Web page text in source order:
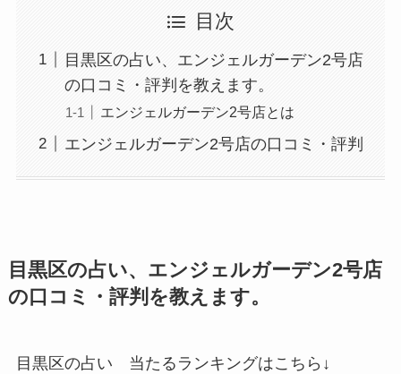
目次
目黒区の占い、エンジェルガーデン2号店
の口コミ・評判を教えます。
エンジェルガーデン2号店とは
エンジェルガーデン2号店の口コミ・評判
目黒区の占い、エンジェルガーデン2号店
の口コミ・評判を教えます。
目黒区の占い 当たるランキングはこちら↓